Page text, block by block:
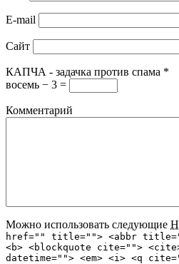
E-mail
Сайт
КАПЧА - задачка против спама *
восемь − 3 =
Комментарий
Можно использовать следующие
href="" title=""> <abbr
<b> <blockquote cite="">
datetime=""> <em> <i> <q